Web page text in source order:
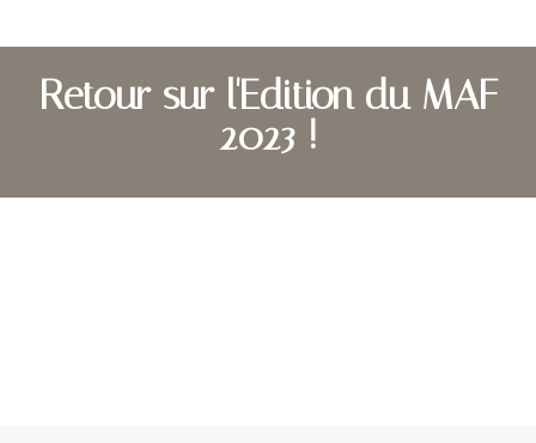
Retour sur l'Edition du MAF
2023 !